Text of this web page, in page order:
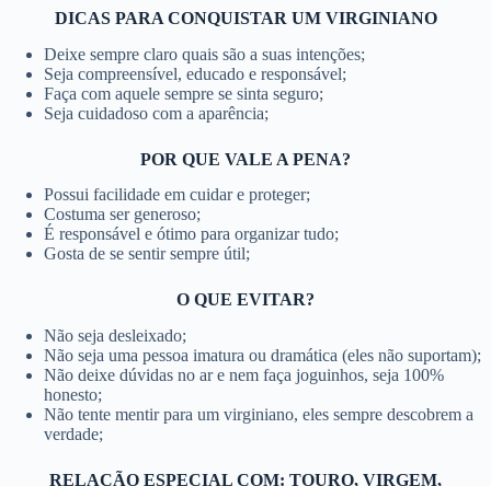
DICAS PARA CONQUISTAR UM VIRGINIANO
Deixe sempre claro quais são a suas intenções;
Seja compreensível, educado e responsável;
Faça com aquele sempre se sinta seguro;
Seja cuidadoso com a aparência;
POR QUE VALE A PENA?
Possui facilidade em cuidar e proteger;
Costuma ser generoso;
É responsável e ótimo para organizar tudo;
Gosta de se sentir sempre útil;
O QUE EVITAR?
Não seja desleixado;
Não seja uma pessoa imatura ou dramática (eles não suportam);
Não deixe dúvidas no ar e nem faça joguinhos, seja 100%
honesto;
Não tente mentir para um virginiano, eles sempre descobrem a
verdade;
RELAÇÃO ESPECIAL COM: TOURO, VIRGEM,